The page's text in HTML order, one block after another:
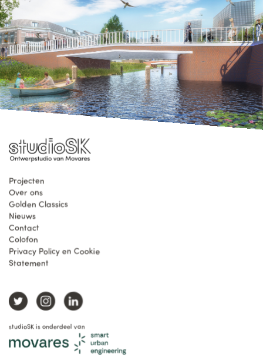
Projecten
Over ons
Golden Classics
Nieuws
Contact
Colofon
Privacy Policy en Cookie
Statement
studioSK is onderdeel van